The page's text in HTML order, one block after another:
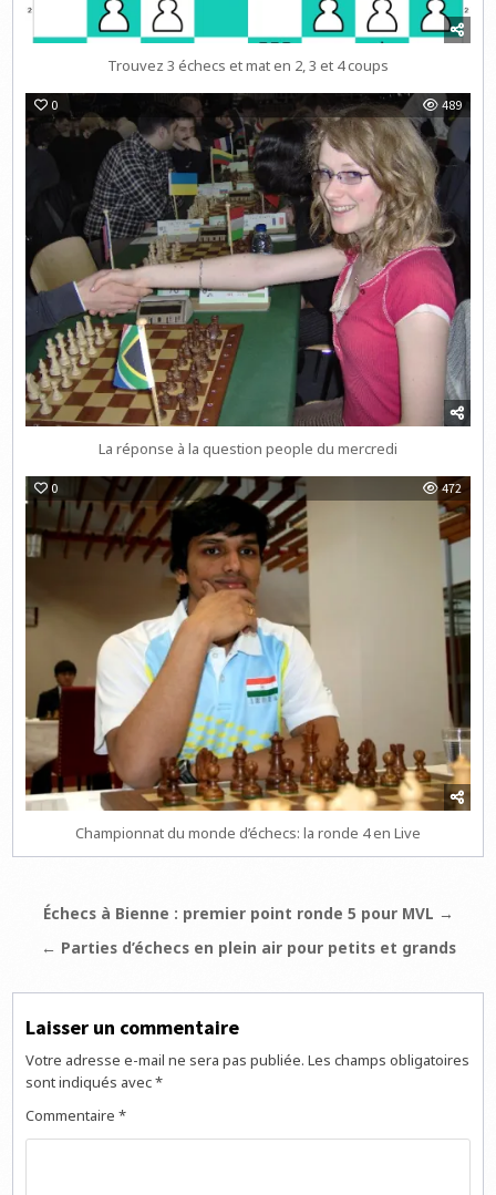
Trouvez 3 échecs et mat en 2, 3 et 4 coups
0 489
La réponse à la question people du mercredi
0 472
Championnat du monde d’échecs: la ronde 4 en Live
Navigation
de
Échecs à Bienne : premier point ronde 5 pour MVL →
← Parties d’échecs en plein air pour petits et grands
Laisser un commentaire
Votre adresse e-mail ne sera pas publiée. Les champs obligatoires
sont indiqués avec*
Commentaire*